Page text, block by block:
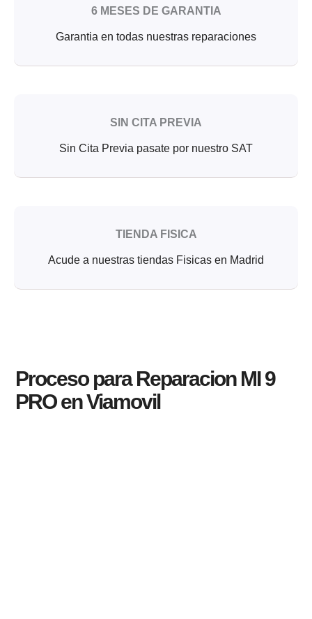
6 MESES DE GARANTIA
Garantia en todas nuestras reparaciones
SIN CITA PREVIA
Sin Cita Previa pasate por nuestro SAT
TIENDA FISICA
Acude a nuestras tiendas Fisicas en Madrid
Proceso para Reparacion MI 9
PRO en Viamovil